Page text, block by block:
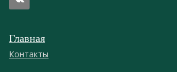
Главная
Контакты